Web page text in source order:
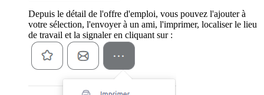
Depuis le détail de l'offre d'emploi, vous pouvez l'ajouter à
votre sélection, l'envoyer à un ami, l'imprimer, localiser le lieu
de travail et la signaler en cliquant sur :